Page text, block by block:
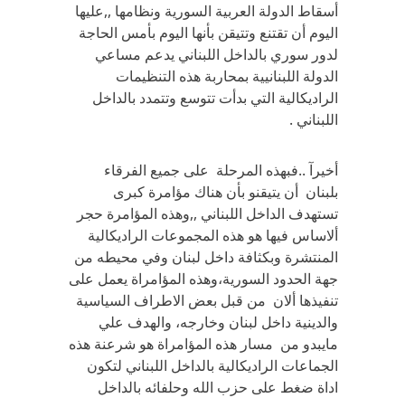
أسقاط الدولة العربية السورية ونظامها ,,عليها
اليوم أن تقتنع وتتيقن بأنها اليوم بأمس الحاجة
لدور سوري بالداخل اللبناني يدعم مساعي
الدولة اللبنانيية بمحاربة هذه التنظيمات
الراديكالية التي بدأت تتوسع وتتمدد بالداخل
اللبناني .
أخيرآ ..فبهذه المرحلة على جميع الفرقاء
بلبنان أن يتيقنو بأن هناك مؤامرة كبرى
تستهدف الداخل اللبناني ,,وهذه المؤامرة حجر
ألاساس فيها هو هذه المجموعات الراديكالية
المنتشرة وبكثافة داخل لبنان وفي محيطه من
جهة الحدود السورية،وهذه المؤامراة يعمل على
تنفيذها ألان من قبل بعض الاطراف السياسية
والدينية داخل لبنان وخارجه، والهدف علي
مايبدو من مسار هذه المؤامراة هو شرعنة هذه
الجماعات الراديكالية بالداخل اللبناني لتكون
اداة ضغط على حزب الله وحلفائه بالداخل